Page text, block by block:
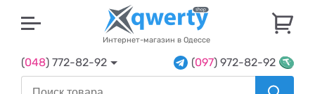
Интернет-магазин в Одессе
(048) 772-82-92 (097) 972-82-92